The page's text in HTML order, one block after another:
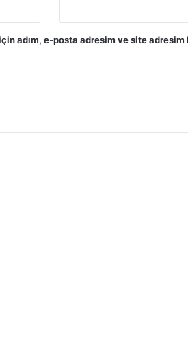
adım, e-posta adresim ve site adresim